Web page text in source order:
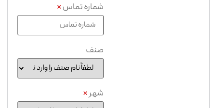
شماره تماس*
صنف
شهر*